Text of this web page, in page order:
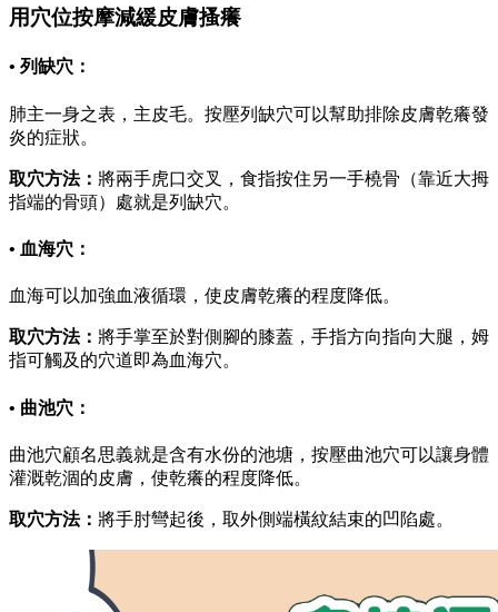
用穴位按摩減緩皮膚搔癢
• 列缺穴：
肺主一身之表，主皮毛。按壓列缺穴可以幫助排除皮膚乾癢發
炎的症狀。
取穴方法： 將兩手虎口交叉，食指按住另一手橈骨（靠近大拇
指端的骨頭）處就是列缺穴。
• 血海穴：
血海可以加強血液循環，使皮膚乾癢的程度降低。
取穴方法： 將手掌至於對側腳的膝蓋，手指方向指向大腿，姆
指可觸及的穴道即為血海穴。
• 曲池穴：
曲池穴顧名思義就是含有水份的池塘，按壓曲池穴可以讓身體
灌溉乾涸的皮膚，使乾癢的程度降低。
取穴方法： 將手肘彎起後，取外側端橫紋結束的凹陷處。